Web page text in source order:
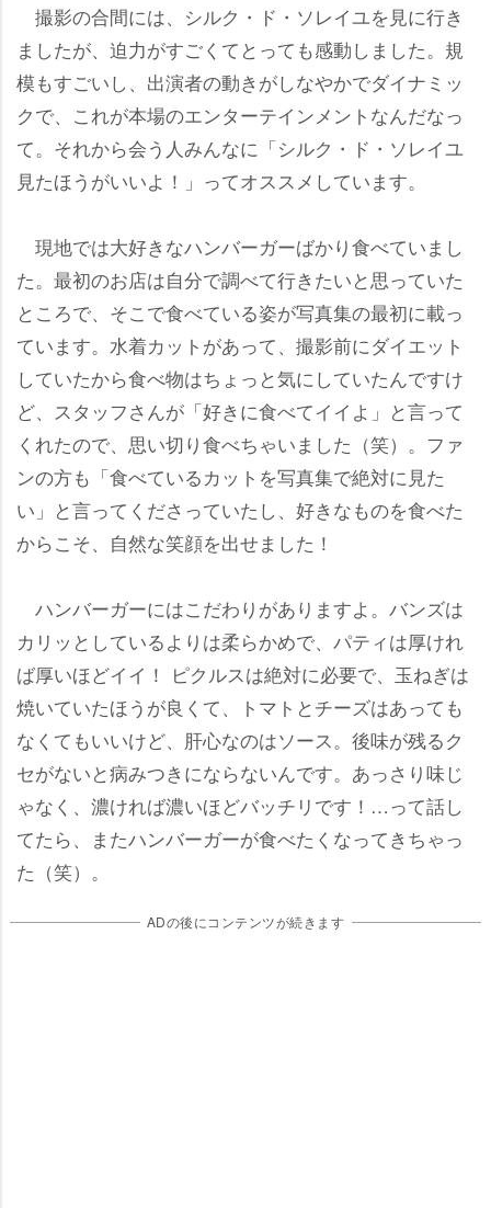
撮影の合間には、シルク・ド・ソレイユを見に行き
ましたが、迫力がすごくてとっても感動しました。規
模もすごいし、出演者の動きがしなやかでダイナミッ
クで、これが本場のエンターテインメントなんだなっ
て。それから会う人みんなに「シルク・ド・ソレイユ
見たほうがいいよ！」ってオススメしています。
現地では大好きなハンバーガーばかり食べていまし
た。最初のお店は自分で調べて行きたいと思っていた
ところで、そこで食べている姿が写真集の最初に載っ
ています。水着カットがあって、撮影前にダイエット
していたから食べ物はちょっと気にしていたんですけ
ど、スタッフさんが「好きに食べてイイよ」と言って
くれたので、思い切り食べちゃいました（笑）。ファ
ンの方も「食べているカットを写真集で絶対に見た
い」と言ってくださっていたし、好きなものを食べた
からこそ、自然な笑顔を出せました！
ハンバーガーにはこだわりがありますよ。バンズは
カリッとしているよりは柔らかめで、パティは厚けれ
ば厚いほどイイ！ ピクルスは絶対に必要で、玉ねぎは
焼いていたほうが良くて、トマトとチーズはあっても
なくてもいいけど、肝心なのはソース。後味が残るク
セがないと病みつきにならないんです。あっさり味じ
ゃなく、濃ければ濃いほどバッチリです！…って話し
てたら、またハンバーガーが食べたくなってきちゃっ
た（笑）。
ADの後にコンテンツが続きます